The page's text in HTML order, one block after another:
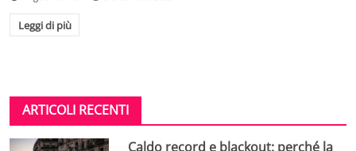
Leggi di più
ARTICOLI RECENTI
Caldo record e blackout: perché la